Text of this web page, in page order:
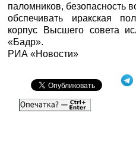
паломников, безопасность
обспечивать иракская
корпус Высшего совета
«Бадр».
РИА «Новости»